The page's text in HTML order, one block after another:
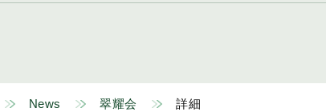
News 翠耀会 詳細